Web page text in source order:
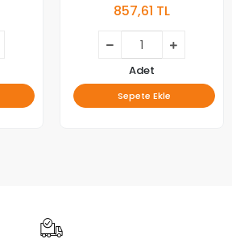
857,61 TL
Adet
Sepete Ekle